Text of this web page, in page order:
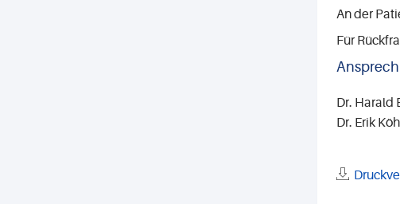
An der
Für
Dr. Harald
Dr. Erik